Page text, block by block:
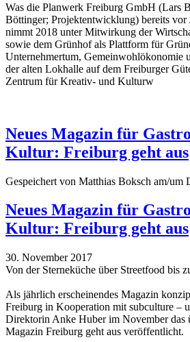
Was die Planwerk Freiburg GmbH (Lars
Böttinger; Projektentwicklung) bereits vor
nimmt 2018 unter Mitwirkung der
sowie dem Grünhof als Plattform für
Unternehmertum, Gemeinwohlökonomie
der alten Lokhalle auf dem Freiburger
Zentrum für Kreativ- und Kulturw
Neues Magazin für
Kultur: Freiburg geht aus
Gespeichert von Matthias Boksch am/um
Neues Magazin für
Kultur: Freiburg geht aus
30. November 2017
Von der Sterneküche über Streetfood bis
Als jährlich erscheinendes Magazin
Freiburg in Kooperation mit subculture –
Direktorin Anke Huber im November das
Magazin Freiburg geht aus veröffentlicht.